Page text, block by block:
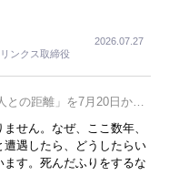
た。夕方から夜の便を利
、若いからできたことで
に行ったと聞くと、疲れ
ンクス取締役
2026.07.27
との距離」を7月20日から
せん。なぜ、ここ数年、
遇したら、どうしたらい
す。死んだふりをするな
で、この企画展はタイム